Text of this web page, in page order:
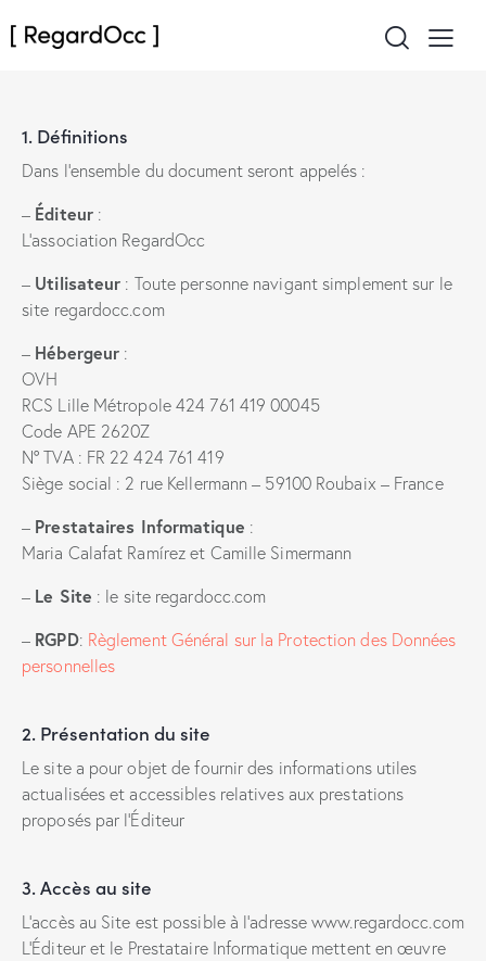
1. Définitions
Dans l’ensemble du document seront appelés :
– Éditeur:
L’association RegardOcc
– Utilisateur : Toute personne navigant simplement sur le
site regardocc.com
– Hébergeur :
OVH
RCS Lille Métropole 424 761 419 00045
Code APE 2620Z
N° TVA : FR 22 424 761 419
Siège social : 2 rue Kellermann – 59100 Roubaix – France
– Prestataires Informatique :
Maria Calafat Ramírez et Camille Simermann
– Le Site : le site regardocc.com
– RGPD: Règlement Général sur la Protection des Données
personnelles
2. Présentation du site
Le site a pour objet de fournir des informations utiles
actualisées et accessibles relatives aux prestations
proposés par l’Éditeur
3. Accès au site
L’accès au Site est possible à l’adresse www.regardocc.com
L’Éditeur et le Prestataire Informatique mettent en œuvre